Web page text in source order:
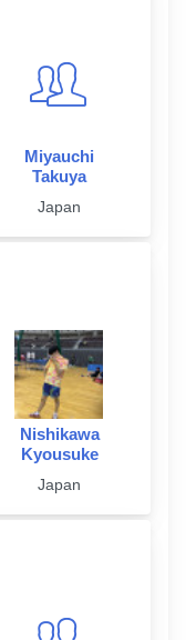
Miyauchi
Takuya
Japan
Nishikawa
Kyousuke
Japan